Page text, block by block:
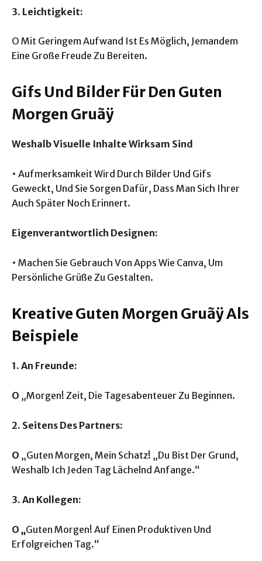
3. Leichtigkeit:
O Mit Geringem Aufwand Ist Es Möglich, Jemandem
Eine Große Freude Zu Bereiten.
Gifs Und Bilder Für Den Guten
Morgen Gruãÿ
Weshalb Visuelle Inhalte Wirksam Sind
• Aufmerksamkeit Wird Durch Bilder Und Gifs
Geweckt, Und Sie Sorgen Dafür, Dass Man Sich Ihrer
Auch Später Noch Erinnert.
Eigenverantwortlich Designen:
• Machen Sie Gebrauch Von Apps Wie Canva, Um
Persönliche Grüße Zu Gestalten.
Kreative Guten Morgen Gruãÿ Als
Beispiele
1. An Freunde:
O „Morgen! Zeit, Die Tagesabenteuer Zu Beginnen.
2. Seitens Des Partners:
O „Guten Morgen, Mein Schatz! „Du Bist Der Grund,
Weshalb Ich Jeden Tag Lächelnd Anfange.“
3. An Kollegen:
O „Guten Morgen! Auf Einen Produktiven Und
Erfolgreichen Tag.“